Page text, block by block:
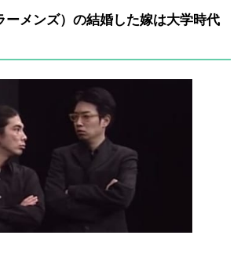
ーメンズ）の結婚した嫁は大学時代